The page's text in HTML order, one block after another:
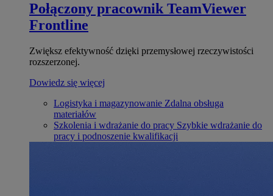
Połączony pracownik TeamViewer
Frontline
Zwiększ efektywność dzięki przemysłowej rzeczywistości
rozszerzonej.
Dowiedz się więcej
Logistyka i magazynowanie Zdalna obsługa
materiałów
Szkolenia i wdrażanie do pracy Szybkie wdrażanie do
pracy i podnoszenie kwalifikacji